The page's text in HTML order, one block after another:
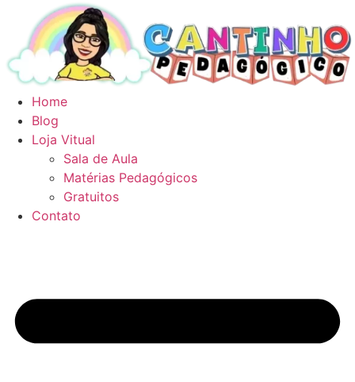
conteúdo
Home
Blog
Loja Vitual
Sala de Aula
Matérias Pedagógicos
Gratuitos
Contato